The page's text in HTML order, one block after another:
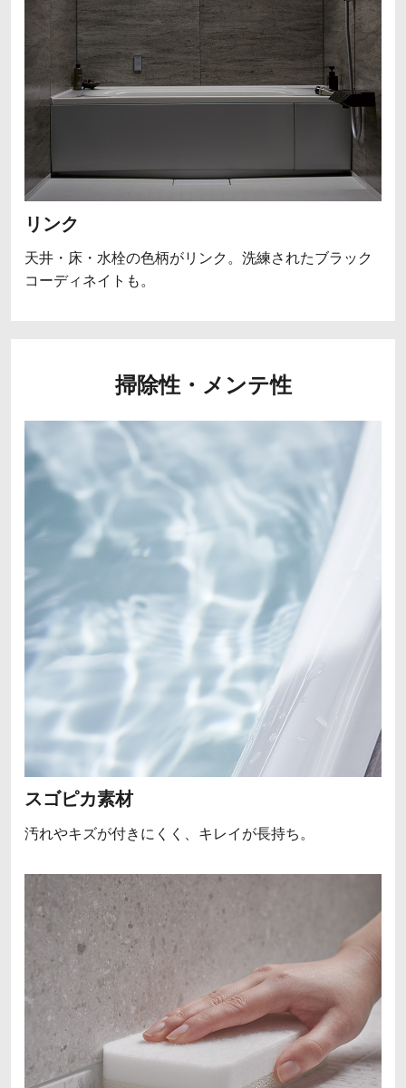
リンク
天井・床・水栓の色柄がリンク。洗練されたブラック
コーディネイトも。
掃除性・メンテ性
スゴピカ素材
汚れやキズが付きにくく、キレイが長持ち。